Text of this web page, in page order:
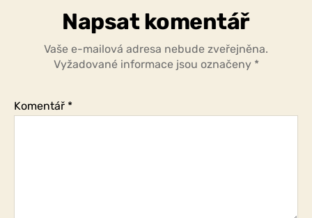
Napsat komentář
Vaše e-mailová adresa nebude zveřejněna.
Vyžadované informace jsou označeny *
Komentář *